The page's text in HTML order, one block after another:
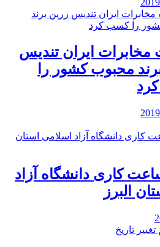
ایران تندیس
محبوب کشور را
کاری دانشگاه آزاد
البرز